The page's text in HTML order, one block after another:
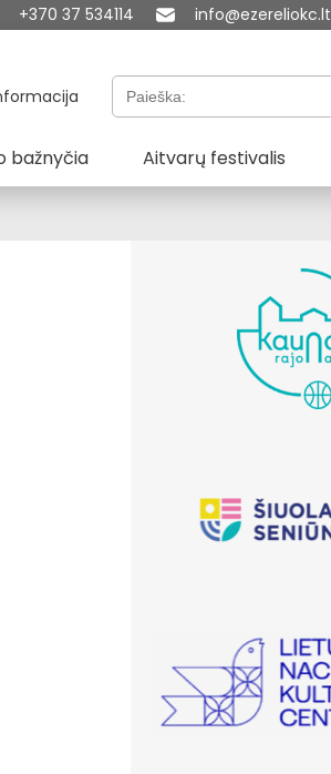
+370 37 534114 info@ezereliokc.lt
Paieška:
bažnyčia Aitvarų festivalis